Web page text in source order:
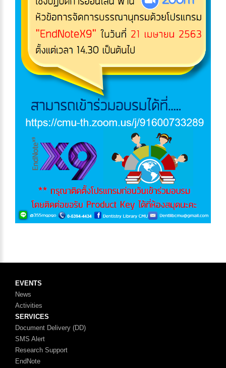
EVENTS
News
Activities
SERVICES
Document Delivery (DD)
SMS Alert
Research Support
EndNote